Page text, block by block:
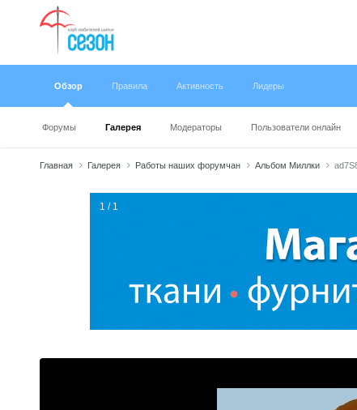
Обзор
Форумы Галерея Модераторы Пользователи онлайн
Правила Активность Лидеры
Главная Галерея Работы наших форумчан Альбом Миллки
1 / 1